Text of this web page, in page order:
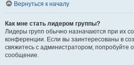
Вернуться к началу
Как мне стать лидером группы?
Лидеры групп обычно назначаются при их
конференции. Если вы заинтересованы в
свяжитесь с администратором; попробуйте
сообщение.